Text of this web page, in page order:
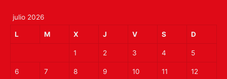
julio 2026
L M X J V S D
1 2 3 4 5
6 7 8 9 10 11 12